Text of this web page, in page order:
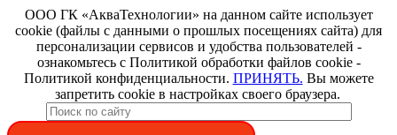
ООО ГК «АкваТехнологии» на данном сайте использует
cookie (файлы с данными о прошлых посещениях сайта) для
персонализации сервисов и удобства пользователей -
ознакомьтесь с Политикой обработки файлов cookie -
Политикой конфиденциальности. ПРИНЯТЬ. Вы можете
запретить cookie в настройках своего браузера.